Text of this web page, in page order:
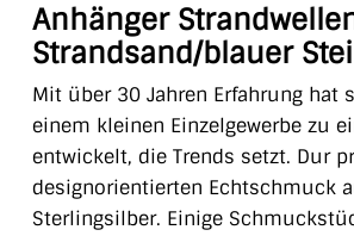
Anhänger
Strandsand/blauer
Mit über 30 Jahren Erfahrung hat
einem kleinen Einzelgewerbe zu
entwickelt, die Trends setzt. Dur
designorientierten Echtschmuck
Sterlingsilber. Einige